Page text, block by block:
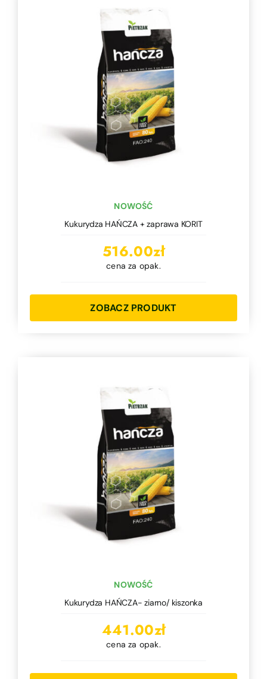
NOWOŚĆ
Kukurydza HAŃCZA + zaprawa KORIT
516.00zł
cena za opak.
ZOBACZ PRODUKT
NOWOŚĆ
Kukurydza HAŃCZA- ziarno/ kiszonka
441.00zł
cena za opak.